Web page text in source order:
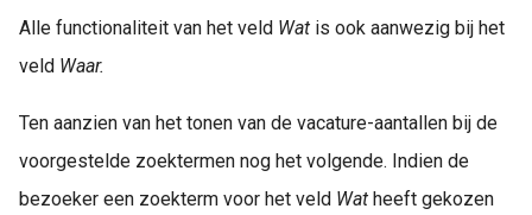
Alle functionaliteit van het veld Wat is ook aanwezig bij het
veld Waar.
Ten aanzien van het tonen van de vacature-aantallen bij de
voorgestelde zoektermen nog het volgende. Indien de
bezoeker een zoekterm voor het veld Wat heeft gekozen